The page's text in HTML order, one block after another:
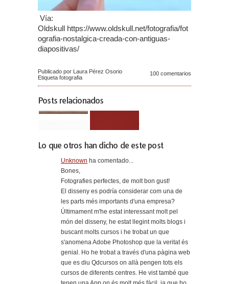
Vía:
Oldskull https://www.oldskull.net/fotografia/fot
ografia-nostalgica-creada-con-antiguas-
diapositivas/
Publicado por Laura Pérez Osorio
Etiqueta fotografia
100 comentarios
Posts relacionados
Lo que otros han dicho de este post
Unknown ha comentado...
Bones,
Fotografies perfectes, de molt bon gust!
El disseny es podría considerar com una de
les parts més importants d'una empresa?
Últimament m'he estat interessant molt pel
món del disseny, he estat llegint molts blogs i
buscant molts cursos i he trobat un que
s'anomena Adobe Photoshop que la veritat és
genial. Ho he trobat a través d'una pàgina web
que es diu Qdcursos on allà pengen tots els
cursos de diferents centres. He vist també que